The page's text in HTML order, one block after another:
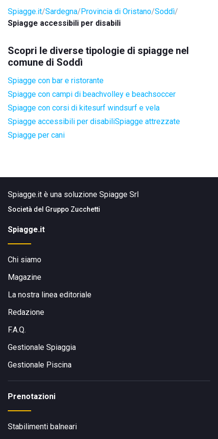
Spiagge.it Sardegna Provincia di Oristano Soddì
Spiagge accessibili per disabili
Scopri le diverse tipologie di spiagge nel
comune di Soddì
Spiagge con bar e ristorante
Spiagge con campi di beachvolley e beachsoccer
Spiagge con corsi di kitesurf windsurf e vela
Spiagge accessibili per disabiliSpiagge attrezzate
Spiagge per cani
Spiagge.it è una soluzione Spiagge Srl
Società del Gruppo Zucchetti
Spiagge.it
Chi siamo
Magazine
La nostra linea editoriale
Redazione
F.A.Q.
Gestionale Spiaggia
Gestionale Piscina
Prenotazioni
Stabilimenti balneari